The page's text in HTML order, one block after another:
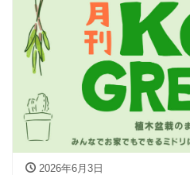
2026年6月3日